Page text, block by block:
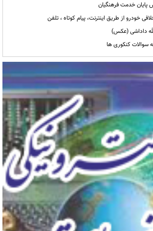
خودرو از طریق اینترنت، پیام کوتاه ، تلفن
داداشی (عکس)
سوالات کنکوری ها